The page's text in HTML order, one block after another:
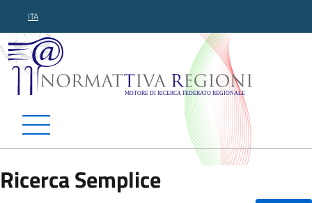
ITA
Normattiva Regioni -
Ricerca Semplice